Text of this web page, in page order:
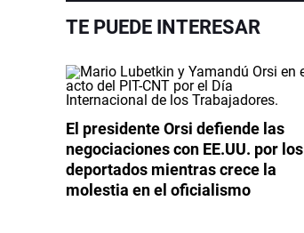
TE PUEDE INTERESAR
El presidente Orsi defiende las
negociaciones con EE.UU. por los
deportados mientras crece la
molestia en el oficialismo